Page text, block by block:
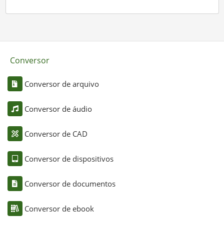
Conversor
Conversor de arquivo
Conversor de áudio
Conversor de CAD
Conversor de dispositivos
Conversor de documentos
Conversor de ebook